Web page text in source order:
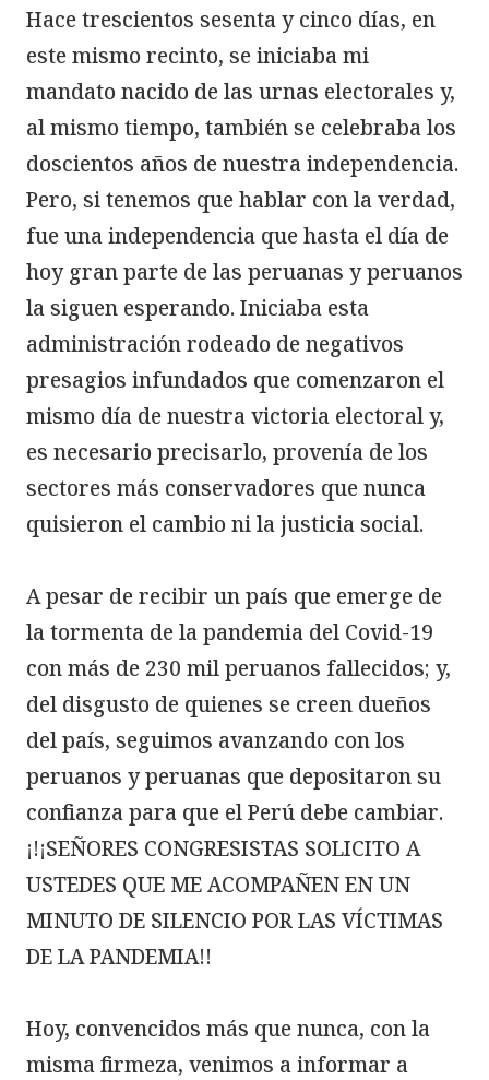
Hace trescientos sesenta y cinco días, en
este mismo recinto, se iniciaba mi
mandato nacido de las urnas electorales y,
al mismo tiempo, también se celebraba los
doscientos años de nuestra independencia.
Pero, si tenemos que hablar con la verdad,
fue una independencia que hasta el día de
hoy gran parte de las peruanas y peruanos
la siguen esperando. Iniciaba esta
administración rodeado de negativos
presagios infundados que comenzaron el
mismo día de nuestra victoria electoral y,
es necesario precisarlo, provenía de los
sectores más conservadores que nunca
quisieron el cambio ni la justicia social.
A pesar de recibir un país que emerge de
la tormenta de la pandemia del Covid-19
con más de 230 mil peruanos fallecidos; y,
del disgusto de quienes se creen dueños
del país, seguimos avanzando con los
peruanos y peruanas que depositaron su
confianza para que el Perú debe cambiar.
¡!¡SEÑORES CONGRESISTAS SOLICITO A
USTEDES QUE ME ACOMPAÑEN EN UN
MINUTO DE SILENCIO POR LAS VÍCTIMAS
DE LA PANDEMIA!!
Hoy, convencidos más que nunca, con la
misma firmeza, venimos a informar a